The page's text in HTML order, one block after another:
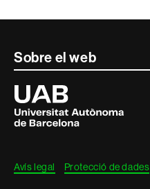
Contacte
informació
legal
Sobre el web
Universitat
Autònoma
de
Barcelona
Avís legal Protecció de dades